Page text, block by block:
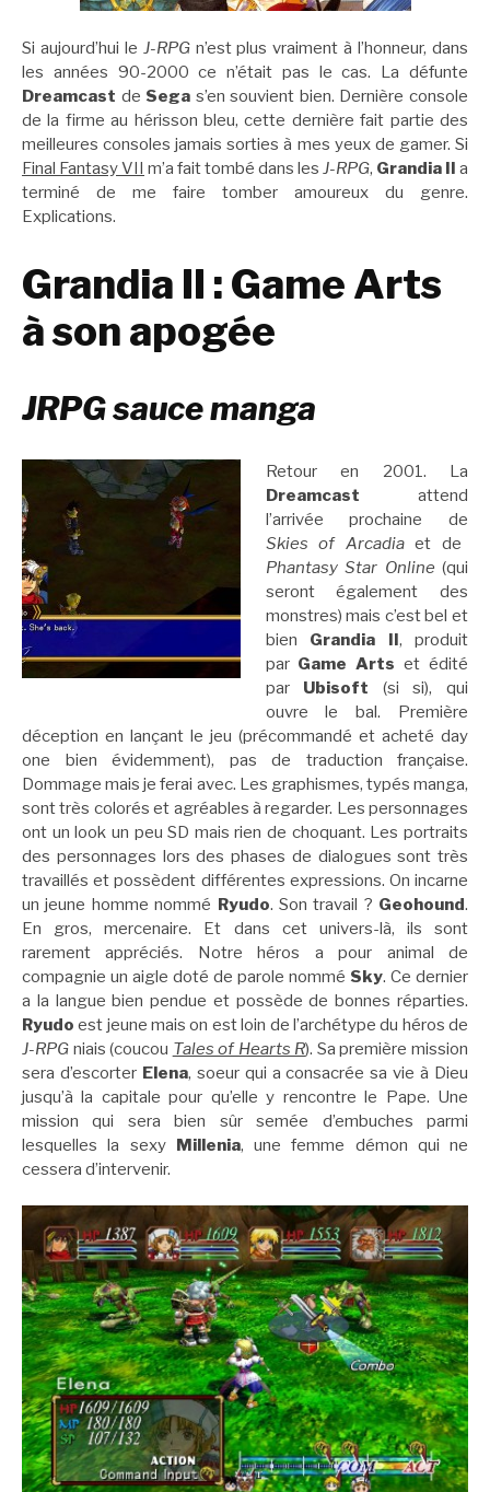
Si aujourd’hui le J-RPGn’est plus vraiment à l’honneur, dans
les années 90-2000 ce n’était pas le cas. La défunte
Dreamcast de Sega s’en souvient bien. Dernière console
de la firme au hérisson bleu, cette dernière fait partie des
meilleures consoles jamais sorties à mes yeux de gamer. Si
Final Fantasy VII m’a fait tombé dans les J-RPG, Grandia II a
terminé de me faire tomber amoureux du genre.
Explications.
Grandia II : Game Arts
à son apogée
JRPG sauce manga
Retour en 2001. La
Dreamcast attend
l’arrivée prochaine de
Skies of Arcadiaet de
Phantasy Star Online (qui
seront également des
monstres) mais c’est bel et
bien Grandia II, produit
par Game Arts et édité
par Ubisoft (si si), qui
ouvre le bal. Première
déception en lançant le jeu (précommandé et acheté day
one bien évidemment), pas de traduction française.
Dommage mais je ferai avec. Les graphismes, typés manga,
sont très colorés et agréables à regarder. Les personnages
ont un look un peu SD mais rien de choquant. Les portraits
des personnages lors des phases de dialogues sont très
travaillés et possèdent différentes expressions. On incarne
un jeune homme nommé Ryudo. Son travail ? Geohound.
En gros, mercenaire. Et dans cet univers-là, ils sont
rarement appréciés. Notre héros a pour animal de
compagnie un aigle doté de parole nommé Sky. Ce dernier
a la langue bien pendue et possède de bonnes réparties.
Ryudo est jeune mais on est loin de l’archétype du héros de
J-RPG niais (coucou Tales of Hearts R). Sa première mission
sera d’escorter Elena, soeur qui a consacrée sa vie à Dieu
jusqu’à la capitale pour qu’elle y rencontre le Pape. Une
mission qui sera bien sûr semée d’embuches parmi
lesquelles la sexy Millenia, une femme démon qui ne
cessera d’intervenir.